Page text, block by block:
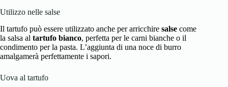
Utilizzo nelle salse
Il tartufo può essere utilizzato anche per arricchire salse come
la salsa al tartufo bianco, perfetta per le carni bianche o il
condimento per la pasta. L’aggiunta di una noce di burro
amalgamerà perfettamente i sapori.
Uova al tartufo